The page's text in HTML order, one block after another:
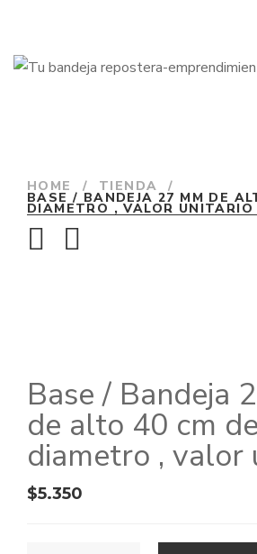
HOME / TIENDA /
BASE / BANDEJA 27 MM DE
DIAMETRO , VALOR UNITARIO
Base / Bandeja
de alto 40 cm de
diametro , valor
$5.350